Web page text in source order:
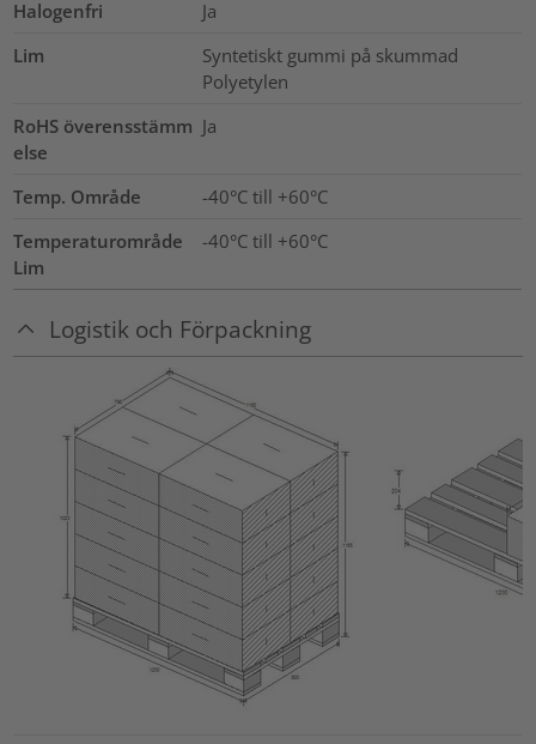
Halogenfri
Ja
Lim
Syntetiskt gummi på skummad
Polyetylen
RoHS överensstämm
else
Ja
Temp. Område
-40°C till +60°C
Temperaturområde
Lim
-40°C till +60°C
Logistik och Förpackning